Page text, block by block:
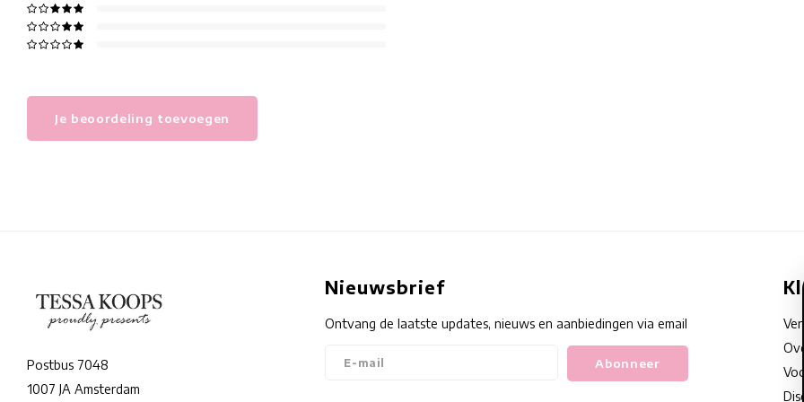
Je beoordeling toevoegen
Postbus 7048
1007 JA Amsterdam
Nieuwsbrief
Ontvang de laatste updates, nieuws en aanbiedingen via email
Abonneer